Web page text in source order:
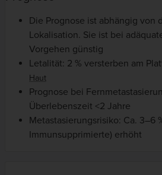
Die Prognose ist abhängig von
Lokalisation. Sie ist bei
Vorgehen günstig
Letalität: 2 % versterben am
Haut
Prognose bei
Überlebenszeit <2 Jahre
Metastasierungsrisiko: Ca. 3–6
Immunsupprimierte) erhöht